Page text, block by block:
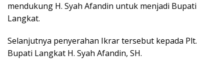
mendukung H. Syah Afandin untuk menjadi Bupati
Langkat.
Selanjutnya penyerahan Ikrar tersebut kepada Plt.
Bupati Langkat H. Syah Afandin, SH.